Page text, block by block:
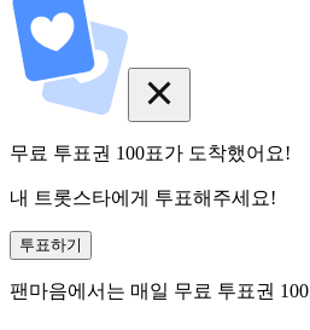
무료 투표권 100표가 도착했어요!
내 트롯스타에게 투표해주세요!
투표하기
팬마음에서는 매일 무료 투표권 100